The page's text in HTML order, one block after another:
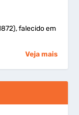
falecido em
Veja mais